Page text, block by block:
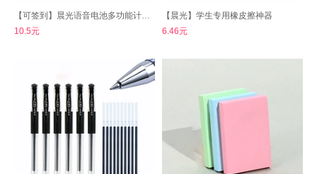
【可签到】晨光语音电池多功能计算器
10.5元
【晨光】学生专用橡皮擦神器
6.46元